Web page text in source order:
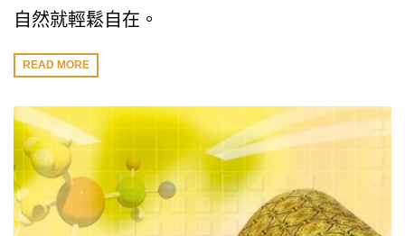
自然就輕鬆自在。
READ MORE